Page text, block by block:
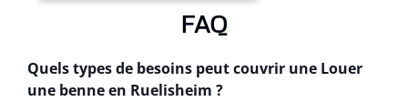
FAQ
Quels types de besoins peut couvrir une Louer
une benne en Ruelisheim ?